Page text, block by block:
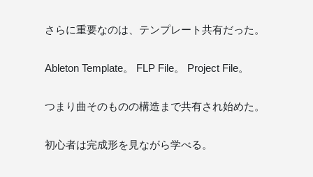
さらに重要なのは、テンプレート共有だった。
Ableton Template。 FLP File。 Project File。
つまり曲そのものの構造まで共有され始めた。
初心者は完成形を見ながら学べる。